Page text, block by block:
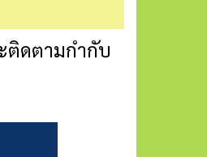
ติดตามกำกับ